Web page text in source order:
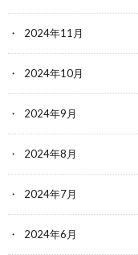
2024年11月
2024年10月
2024年9月
2024年8月
2024年7月
2024年6月